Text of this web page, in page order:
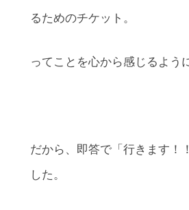
るためのチケット。
ってことを心から感じるよう
だから、即答で「行きます！
した。